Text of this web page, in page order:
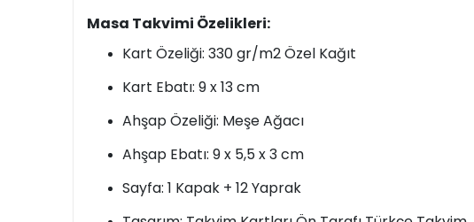
Masa Takvimi Özelikleri:
Kart Özeliği: 330 gr/m2 Özel Kağıt
Kart Ebatı: 9 x 13 cm
Ahşap Özeliği: Meşe Ağacı
Ahşap Ebatı: 9 x 5,5 x 3 cm
Sayfa: 1 Kapak + 12 Yaprak